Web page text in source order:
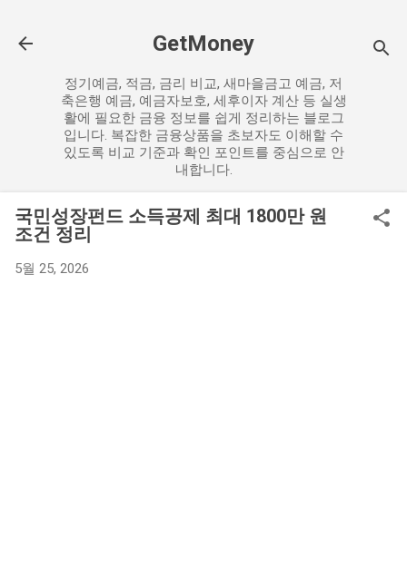
GetMoney
정기예금, 적금, 금리 비교, 새마을금고 예금, 저
축은행 예금, 예금자보호, 세후이자 계산 등 실생
활에 필요한 금융 정보를 쉽게 정리하는 블로그
입니다. 복잡한 금융상품을 초보자도 이해할 수
있도록 비교 기준과 확인 포인트를 중심으로 안
내합니다.
국민성장펀드 소득공제 최대 1800만 원
조건 정리
5월 25, 2026